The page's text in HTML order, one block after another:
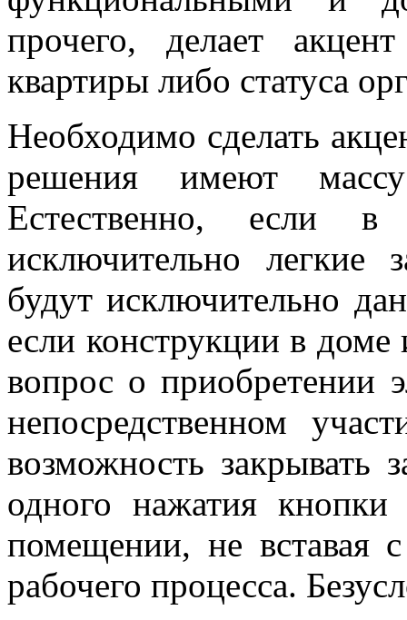
прочего, делает
квартиры либо статуса
Необходимо сделать
решения имеют
Естественно, если
исключительно легкие
будут исключительно
если конструкции в
вопрос о приобретении
непосредственном
возможность
одного нажатия
помещении, не вставая
рабочего процесса.